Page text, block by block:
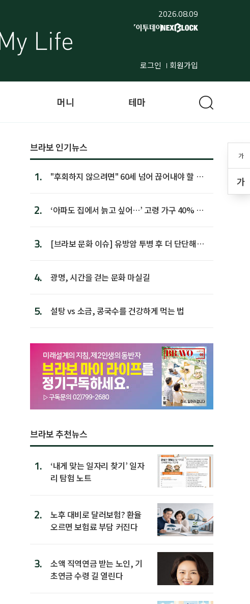
2026.08.09
로그인 회원가입
가
가
머니 테마
브라보 인기뉴스
1.
"후회하지 않으려면" 60세 넘어 끊어내야 할 사
2.
‘아파도 집에서 늙고 싶어…’ 고령 가구 40% 노
3.
[브라보 문화 이슈] 유방암 투병 후 더 단단해진
4. 광명, 시간을 걷는 문화 마실길
5. 설탕 vs 소금, 콩국수를 건강하게 먹는 법
브라보 추천뉴스
1.
‘내게 맞는 일자리 찾기’ 일자
리 탐험 노트
2.
노후 대비로 달러보험? 환율
오르면 보험료 부담 커진다
3.
소액 직역연금 받는 노인, 기
초연금 수령 길 열린다